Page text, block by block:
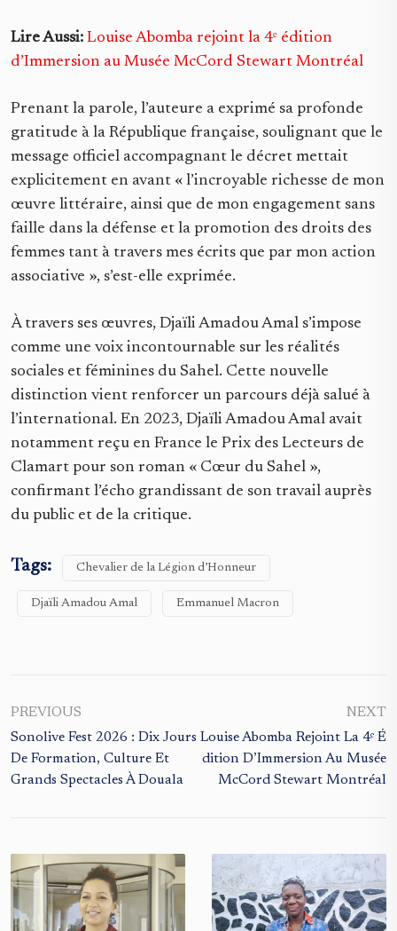
Lire Aussi: Louise Abomba rejoint la 4ᵉ édition
d’Immersion au Musée McCord Stewart Montréal
Prenant la parole, l’auteure a exprimé sa profonde
gratitude à la République française, soulignant que le
message officiel accompagnant le décret mettait
explicitement en avant « l’incroyable richesse de mon
œuvre littéraire, ainsi que de mon engagement sans
faille dans la défense et la promotion des droits des
femmes tant à travers mes écrits que par mon action
associative », s’est-elle exprimée.
À travers ses œuvres, Djaïli Amadou Amal s’impose
comme une voix incontournable sur les réalités
sociales et féminines du Sahel. Cette nouvelle
distinction vient renforcer un parcours déjà salué à
l’international. En 2023, Djaïli Amadou Amal avait
notamment reçu en France le Prix des Lecteurs de
Clamart pour son roman « Cœur du Sahel »,
confirmant l’écho grandissant de son travail auprès
du public et de la critique.
Tags: Chevalier de la Légion d’Honneur
Djaïli Amadou Amal Emmanuel Macron
PREVIOUS
Sonolive Fest 2026 : Dix Jours
De Formation, Culture Et
Grands Spectacles À Douala
NEXT
Louise Abomba Rejoint La 4ᵉ É
Dition D’Immersion Au Musée
McCord Stewart Montréal